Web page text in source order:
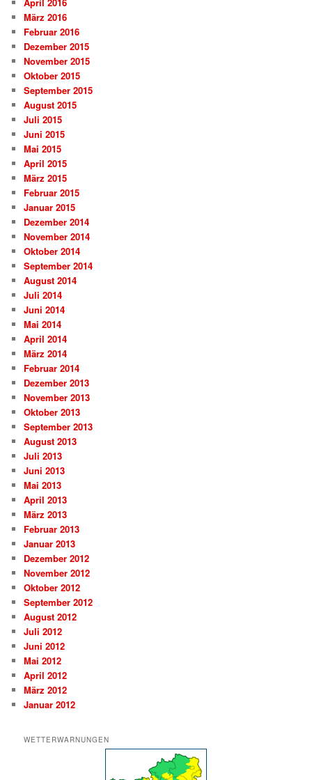
März 2016
Februar 2016
Dezember 2015
November 2015
Oktober 2015
September 2015
August 2015
Juli 2015
Juni 2015
Mai 2015
April 2015
März 2015
Februar 2015
Januar 2015
Dezember 2014
November 2014
Oktober 2014
September 2014
August 2014
Juli 2014
Juni 2014
Mai 2014
April 2014
März 2014
Februar 2014
Dezember 2013
November 2013
Oktober 2013
September 2013
August 2013
Juli 2013
Juni 2013
Mai 2013
April 2013
März 2013
Februar 2013
Januar 2013
Dezember 2012
November 2012
Oktober 2012
September 2012
August 2012
Juli 2012
Juni 2012
Mai 2012
April 2012
März 2012
Januar 2012
WETTERWARNUNGEN